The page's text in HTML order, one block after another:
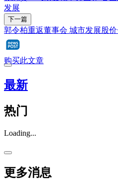
发展
下一篇
郭令柏重返董事会 城市发展股
购买此文章
最新
热门
Loading...
更多消息